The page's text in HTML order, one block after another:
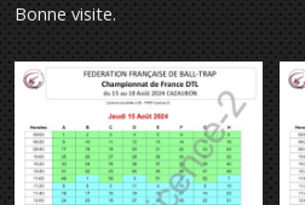
Bonne visite.